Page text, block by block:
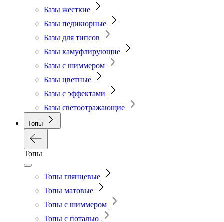
Базы жесткие
Базы педикюрные
Базы для типсов
Базы камуфлирующие
Базы с шиммером
Базы цветные
Базы с эффектами
Базы светоотражающие
Топы
Топы
Топы глянцевые
Топы матовые
Топы с шиммером
Топы с поталью